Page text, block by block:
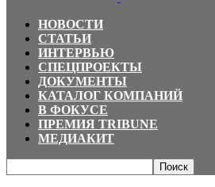
НОВОСТИ
СТАТЬИ
ИНТЕРВЬЮ
СПЕЦПРОЕКТЫ
ДОКУМЕНТЫ
КАТАЛОГ КОМПАНИЙ
В ФОКУСЕ
ПРЕМИЯ TRIBUNE
МЕДИАКИТ